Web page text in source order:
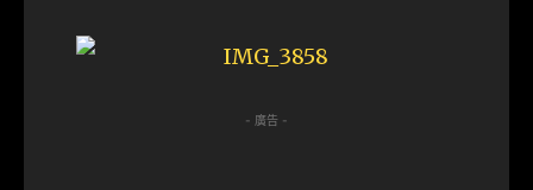
- 廣告 -